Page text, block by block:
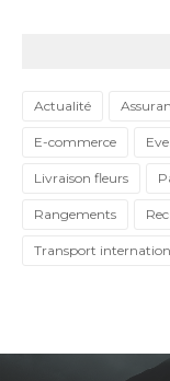
Actualité
E-commerce
Livraison fleurs
Rangements
Transport